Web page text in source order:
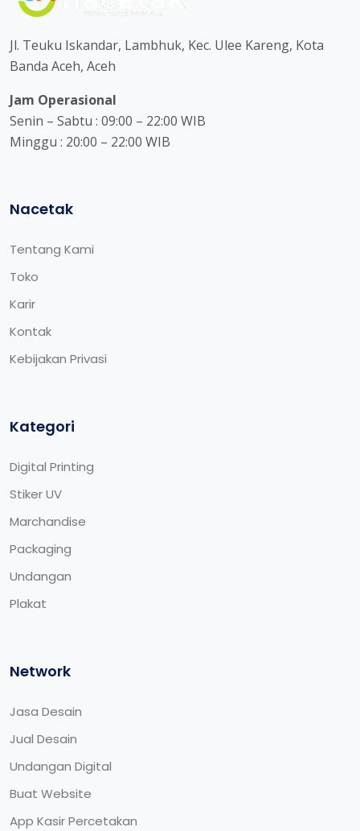
Jl. Teuku Iskandar, Lambhuk, Kec. Ulee Kareng, Kota
Banda Aceh, Aceh
Jam Operasional
Senin – Sabtu : 09:00 – 22:00 WIB
Minggu : 20:00 – 22:00 WIB
Nacetak
Tentang Kami
Toko
Karir
Kontak
Kebijakan Privasi
Kategori
Digital Printing
Stiker UV
Marchandise
Packaging
Undangan
Plakat
Network
Jasa Desain
Jual Desain
Undangan Digital
Buat Website
App Kasir Percetakan